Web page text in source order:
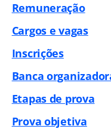
Remuneração
Cargos e vagas
Inscrições
Banca
Etapas de prova
Prova objetiva